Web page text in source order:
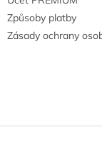
Způsoby platby
Zásady ochrany